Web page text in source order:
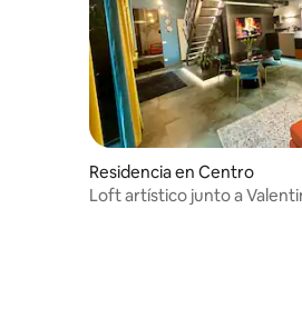
Residencia en Centro
Loft artístico junto a